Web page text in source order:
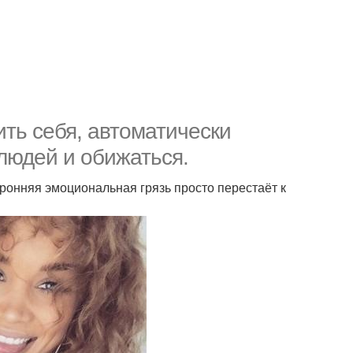
себя, автоматически
и обижаться.
эмоциональная грязь просто перестаёт к